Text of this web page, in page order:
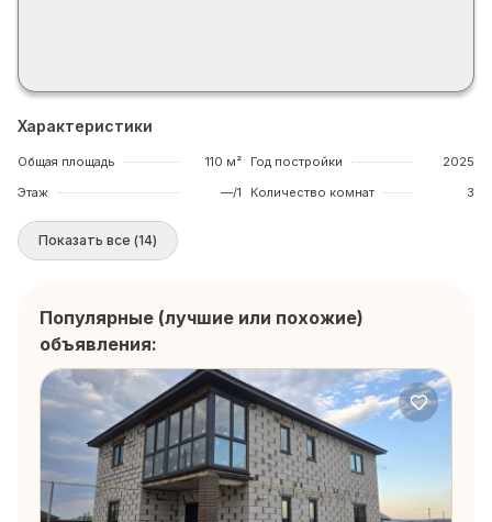
Характеристики
Общая площадь
110 м²
Этаж
—/1
Год постройки
2025
Количество комнат
3
Показать все (14)
Популярные (лучшие или похожие)
объявления: